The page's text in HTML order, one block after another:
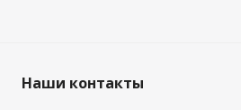
Наши контакты